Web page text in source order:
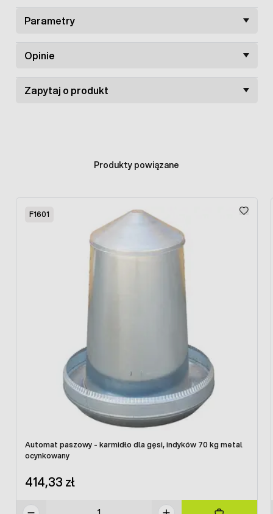
sypkich, granulowanych i pełnego zboża. Rozmiar karmidła
odpowiedni dla młodych osobników, jednak służyć może
Parametry
Opinie
Zapytaj o produkt
Produkty powiązane
F1601
Automat paszowy - karmidło dla gęsi, indyków 70 kg metal
ocynkowany
414,33 zł